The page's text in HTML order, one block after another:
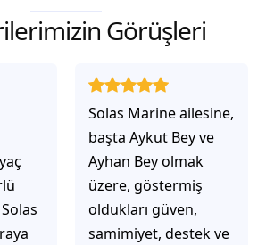
Görüşleri
ve
Solas Marine ile
çalıştığınızda,
işlerinin gerçekten
çözüm üretmeye
odaklı olduğunu
hemen fark